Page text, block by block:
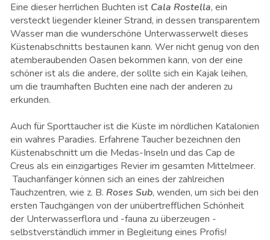
Eine dieser herrlichen Buchten ist Cala Rostella, ein
versteckt liegender kleiner Strand, in dessen transparentem
Wasser man die wunderschöne Unterwasserwelt dieses
Küstenabschnitts bestaunen kann. Wer nicht genug von den
atemberaubenden Oasen bekommen kann, von der eine
schöner ist als die andere, der sollte sich ein Kajak leihen,
um die traumhaften Buchten eine nach der anderen zu
erkunden.
Auch für Sporttaucher ist die Küste im nördlichen Katalonien
ein wahres Paradies. Erfahrene Taucher bezeichnen den
Küstenabschnitt um die Medas-Inseln und das Cap de
Creus als ein einzigartiges Revier im gesamten Mittelmeer.
Tauchanfänger können sich an eines der zahlreichen
Tauchzentren, wie z. B. Roses Sub, wenden, um sich bei den
ersten Tauchgängen von der unübertrefflichen Schönheit
der Unterwasserflora und -fauna zu überzeugen -
selbstverständlich immer in Begleitung eines Profis!